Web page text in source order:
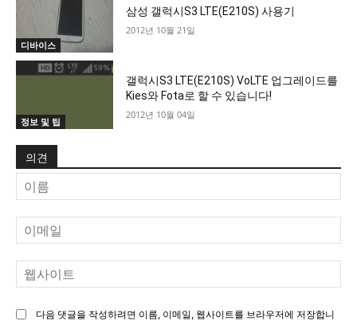
디바이스
삼성 갤럭시S3 LTE(E210S) 사용기
2012년 10월 21일
정보 및 팁
갤럭시S3 LTE(E210S) VoLTE 업그레이드를
Kies와 Fota로 할 수 있습니다!
2012년 10월 04일
의견
름
메
일
사
다음 댓글을 작성하려면 이름, 이메일, 웹사이트를 브라우저에 저장합니